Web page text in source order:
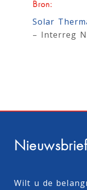
Bron:
Solar
– Interreg
Wilt u de